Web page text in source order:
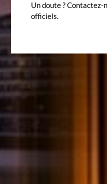
Un doute ? Contactez-
officiels.